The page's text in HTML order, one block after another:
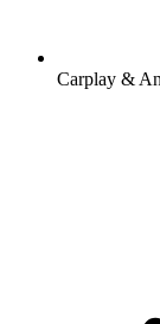
Carplay &